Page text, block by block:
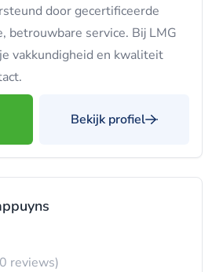
door gecertificeerde
betrouwbare service. Bij LMG
vakkundigheid en kwaliteit
Bekijk profiel
reviews)